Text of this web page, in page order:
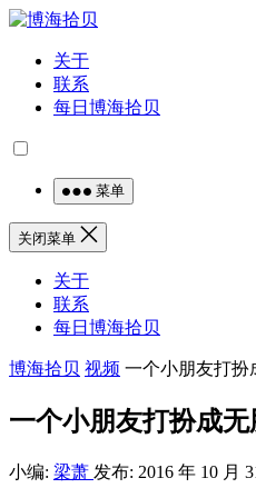
关于
联系
每日博海拾贝
菜单
关闭菜单
关于
联系
每日博海拾贝
博海拾贝 视频 一个小朋友打扮
一个小朋友打扮成
小编: 梁萧 发布: 2016 年 10 月